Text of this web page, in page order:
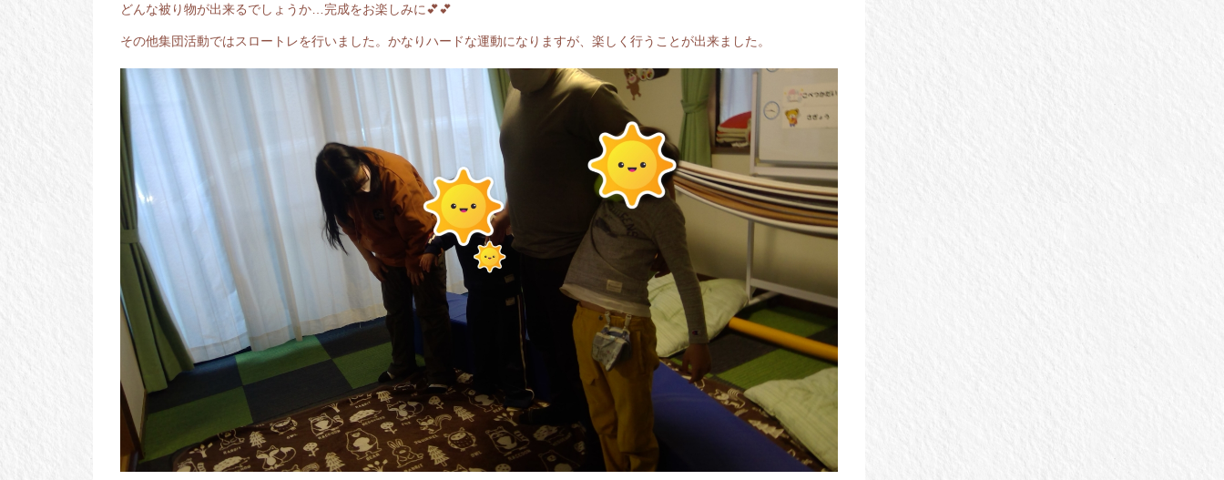
どんな被り物が出来るでしょうか…完成をお楽しみに💕💕
その他集団活動ではスロートレを行いました。かなりハードな運動になりますが、楽しく行うことが出来ました。